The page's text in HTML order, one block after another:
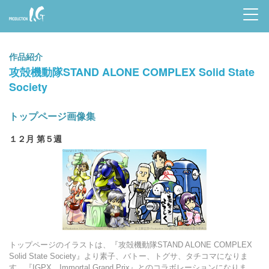
Prod
uctio
n I.G
作品紹介
攻殻機動隊STAND ALONE COMPLEX Solid State
Society
トップページ画像集
１２月 第５週
トップページのイラストは、『攻殻機動隊STAND ALONE COMPLEX
Solid State Society』より素子、バトー、トグサ、タチコマになりま